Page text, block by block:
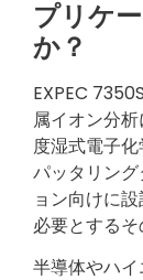
プリケ
か？
EXPEC
属イオン分
度湿式電子
パッタリン
ョン向けに
必要とする
半導体やハ